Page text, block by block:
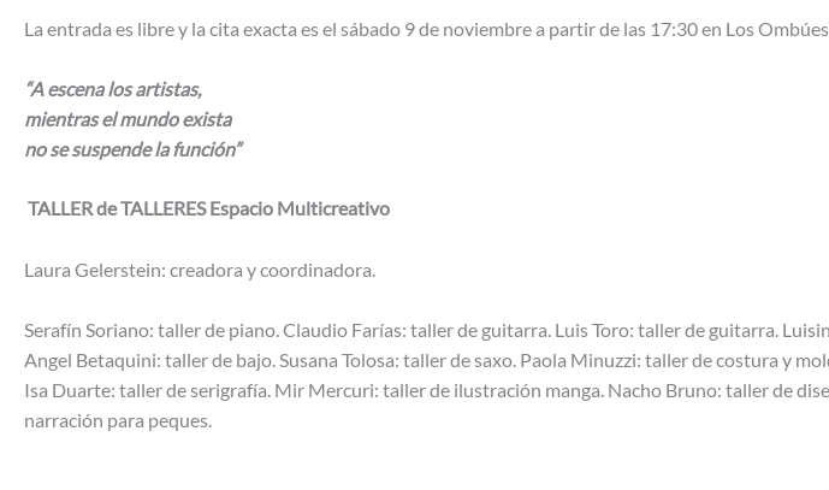
La entrada es libre y la cita exacta es el sábado 9 de noviembre a partir de las 17:30 en Los
“A escena los artistas,
mientras el mundo exista
no se suspende la función”
TALLER de TALLERES Espacio Multicreativo
Laura Gelerstein: creadora y coordinadora.
Serafín Soriano: taller de piano. Claudio Farías: taller de guitarra. Luis Toro: taller de guitarra.
Angel Betaquini: taller de bajo. Susana Tolosa: taller de saxo. Paola Minuzzi: taller de costura y
Isa Duarte: taller de serigrafía. Mir Mercuri: taller de ilustración manga. Nacho Bruno: taller de
narración para peques.